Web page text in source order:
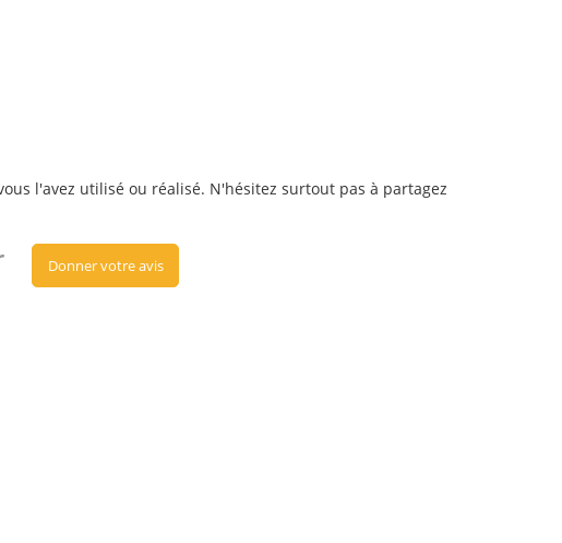
l'avez utilisé ou réalisé. N'hésitez surtout pas à partagez
Donner votre avis